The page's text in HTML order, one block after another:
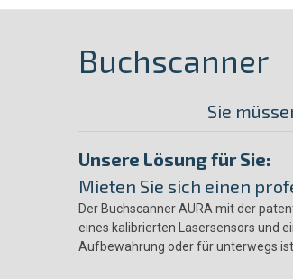
Buchscanner
Sie
Unsere Lösung für Sie:
Mieten Sie sich einen
Der Buchscanner AURA mit der
eines kalibrierten Lasersensors und
Aufbewahrung oder für unterwegs